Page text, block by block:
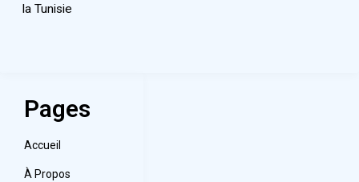
la Tunisie
Pages
Accueil
À Propos